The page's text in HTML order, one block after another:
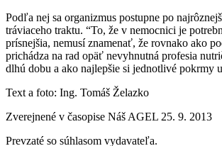
Podľa nej sa organizmus postupne po
tráviaceho traktu. “To, že v nemocnici je
prísnejšia, nemusí znamenať, že rovnako ako
prichádza na rad opäť nevyhnutná profesia
dlhú dobu a ako najlepšie si jednotlivé pokrmy
Text a foto: Ing. Tomáš Želazko
Zverejnené v časopise Náš AGEL 25. 9. 2013
Prevzaté so súhlasom vydavateľa.